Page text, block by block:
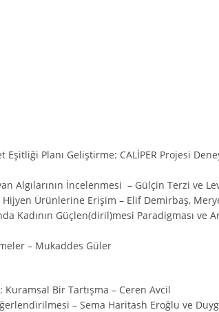
Planı Geliştirme: CALİPER Projesi
Algılarının İncelenmesi – Gülçin Terzi ve
Hijyen Ürünlerine Erişim – Elif Demirbaş,
Kadının Güçlen(diril)mesi Paradigması ve
– Mukaddes Güler
Bir Tartışma – Ceren Avcil
– Sema Haritash Eroğlu ve